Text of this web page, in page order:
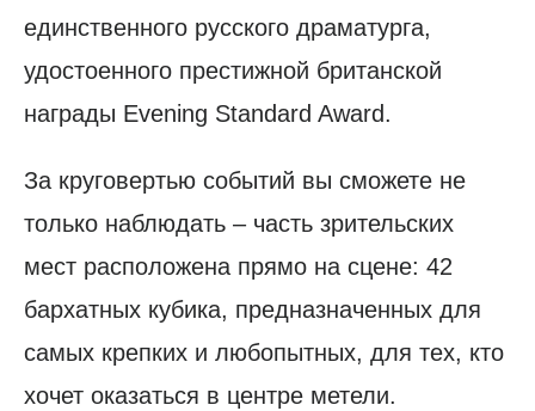
единственного русского драматурга,
удостоенного престижной британской
награды Evening Standard Award.
За круговертью событий вы сможете не
только наблюдать – часть зрительских
мест расположена прямо на сцене: 42
бархатных кубика, предназначенных для
самых крепких и любопытных, для тех, кто
хочет оказаться в центре метели.